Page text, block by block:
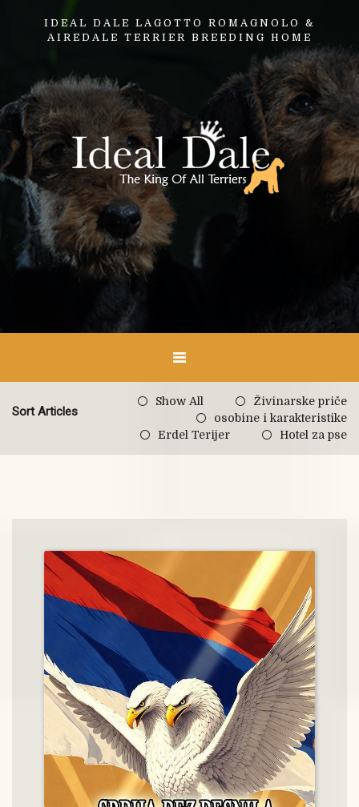
IDEAL DALE LAGOTTO ROMAGNOLO &
AIREDALE TERRIER BREEDING HOME
Sort Articles
Show All
Živinarske priče
osobine i karakteristike
Erdel Terijer
Hotel za pse